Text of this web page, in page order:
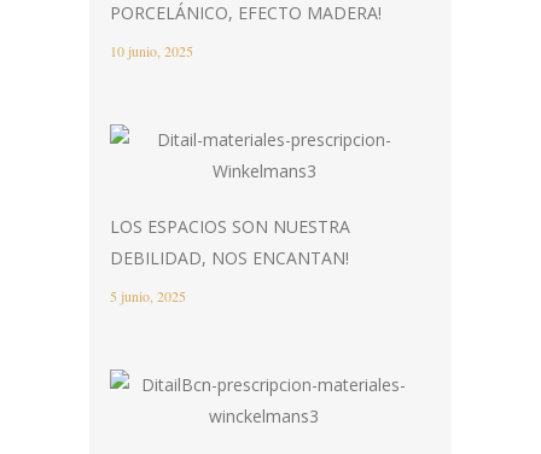
PORCELÁNICO, EFECTO MADERA!
10 junio, 2025
LOS ESPACIOS SON NUESTRA
DEBILIDAD, NOS ENCANTAN!
5 junio, 2025